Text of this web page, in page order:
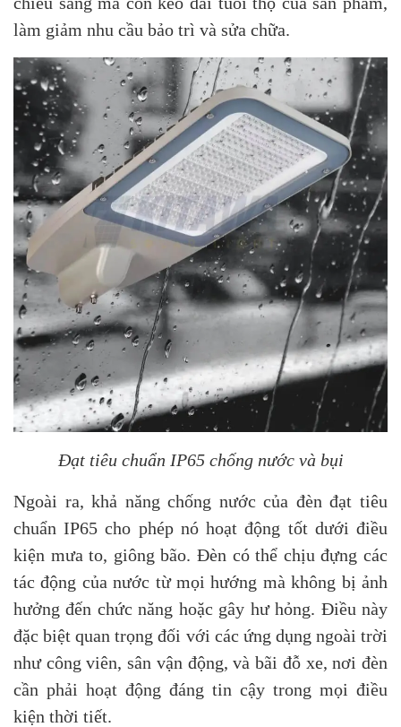
làm giảm nhu cầu bảo trì và sửa chữa.
Đạt tiêu chuẩn IP65 chống nước và bụi
Ngoài ra, khả năng chống nước của đèn đạt tiêu
chuẩn IP65 cho phép nó hoạt động tốt dưới điều
kiện mưa to, giông bão. Đèn có thể chịu đựng các
tác động của nước từ mọi hướng mà không bị ảnh
hưởng đến chức năng hoặc gây hư hỏng. Điều này
đặc biệt quan trọng đối với các ứng dụng ngoài trời
như công viên, sân vận động, và bãi đỗ xe, nơi đèn
cần phải hoạt động đáng tin cậy trong mọi điều
kiện thời tiết.